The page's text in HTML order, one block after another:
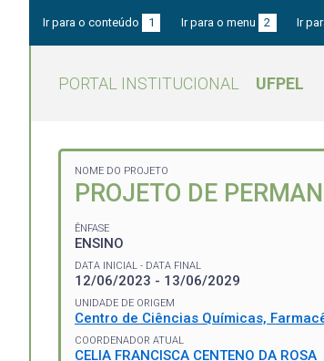
Ir para o conteúdo 1 Ir para o menu 2 Ir
PORTAL INSTITUCIONAL UFPEL
NOME DO PROJETO
PROJETO DE
ÊNFASE
ENSINO
DATA INICIAL - DATA FINAL
12/06/2023 - 13/06/2029
UNIDADE DE ORIGEM
Centro de Ciências Químicas,
COORDENADOR ATUAL
CELIA FRANCISCA CENTENO DA ROSA